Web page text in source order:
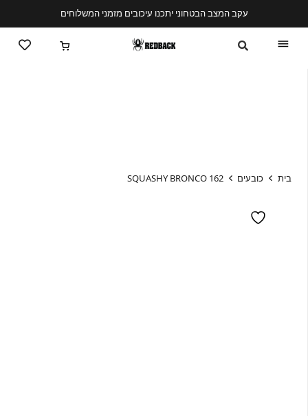
עקב המצב הבטחוני יתכנו עיכובים מזמני המשלוחים
בית כובעים SQUASHY BRONCO 162